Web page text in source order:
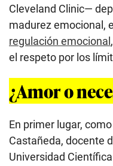
Cleveland Clinic—
madurez emocional,
regulación emocional
el respeto por los
¿Amor o
En primer lugar,
Castañeda, docente
Universidad